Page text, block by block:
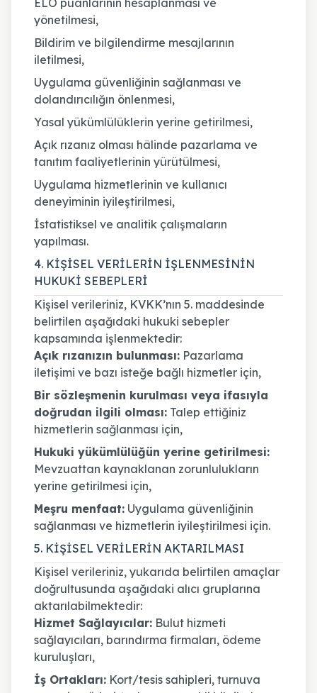
ELO puanlarının hesaplanması ve
yönetilmesi,
Bildirim ve bilgilendirme mesajlarının
iletilmesi,
Uygulama güvenliğinin sağlanması ve
dolandırıcılığın önlenmesi,
Yasal yükümlülüklerin yerine getirilmesi,
Açık rızanız olması hâlinde pazarlama ve
tanıtım faaliyetlerinin yürütülmesi,
Uygulama hizmetlerinin ve kullanıcı
deneyiminin iyileştirilmesi,
İstatistiksel ve analitik çalışmaların
yapılması.
4. KİŞİSEL VERİLERİN İŞLENMESİNİN
HUKUKİ SEBEPLERİ
Kişisel verileriniz, KVKK’nın 5. maddesinde
belirtilen aşağıdaki hukuki sebepler
kapsamında işlenmektedir:
Açık rızanızın bulunması: Pazarlama
iletişimi ve bazı isteğe bağlı hizmetler için,
Bir sözleşmenin kurulması veya ifasıyla
doğrudan ilgili olması: Talep ettiğiniz
hizmetlerin sağlanması için,
Hukuki yükümlülüğün yerine getirilmesi:
Mevzuattan kaynaklanan zorunlulukların
yerine getirilmesi için,
Meşru menfaat: Uygulama güvenliğinin
sağlanması ve hizmetlerin iyileştirilmesi için.
5. KİŞİSEL VERİLERİN AKTARILMASI
Kişisel verileriniz, yukarıda belirtilen amaçlar
doğrultusunda aşağıdaki alıcı gruplarına
aktarılabilmektedir:
Hizmet Sağlayıcılar: Bulut hizmeti
sağlayıcıları, barındırma firmaları, ödeme
kuruluşları,
İş Ortakları: Kort/tesis sahipleri, turnuva